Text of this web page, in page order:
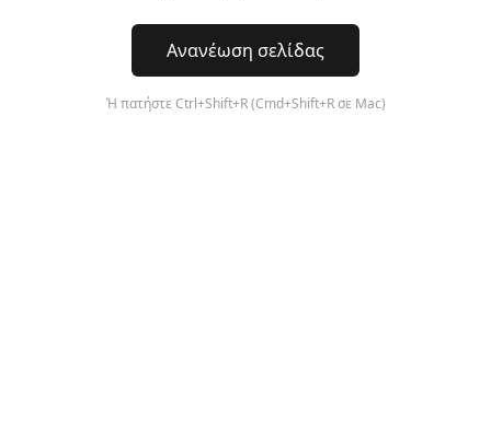
Ανανέωση σελίδας
Ή πατήστε Ctrl+Shift+R (Cmd+Shift+R σε Mac)